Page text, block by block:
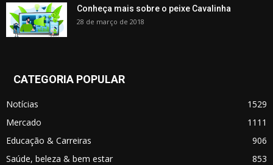
Conheça mais sobre o peixe Cavalinha
28 de março de 2018
CATEGORIA POPULAR
Notícias
1529
Mercado
1111
Educação & Carreiras
906
Saúde, beleza & bem estar
853